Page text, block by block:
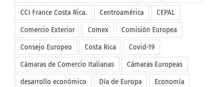
Banco Interamericano de Desarrollo BCIE BTM 2019
CCI France Costa Rica. Centroamérica CEPAL
Comercio Exterior Comex Comisión Europea
Consejo Europeo Costa Rica Covid-19
Cámaras de Comercio Italianas Cámaras Europeas